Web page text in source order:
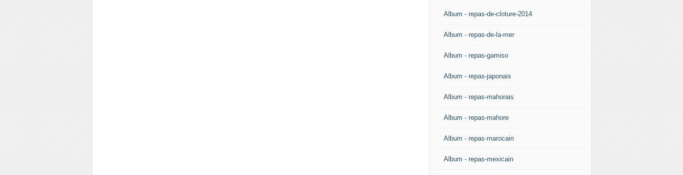
Album - repas-de-cloture-2014
Album - repas-de-la-mer
Album - repas-gamiso
Album - repas-japonais
Album - repas-mahorais
Album - repas-mahore
Album - repas-marocain
Album - repas-mexicain